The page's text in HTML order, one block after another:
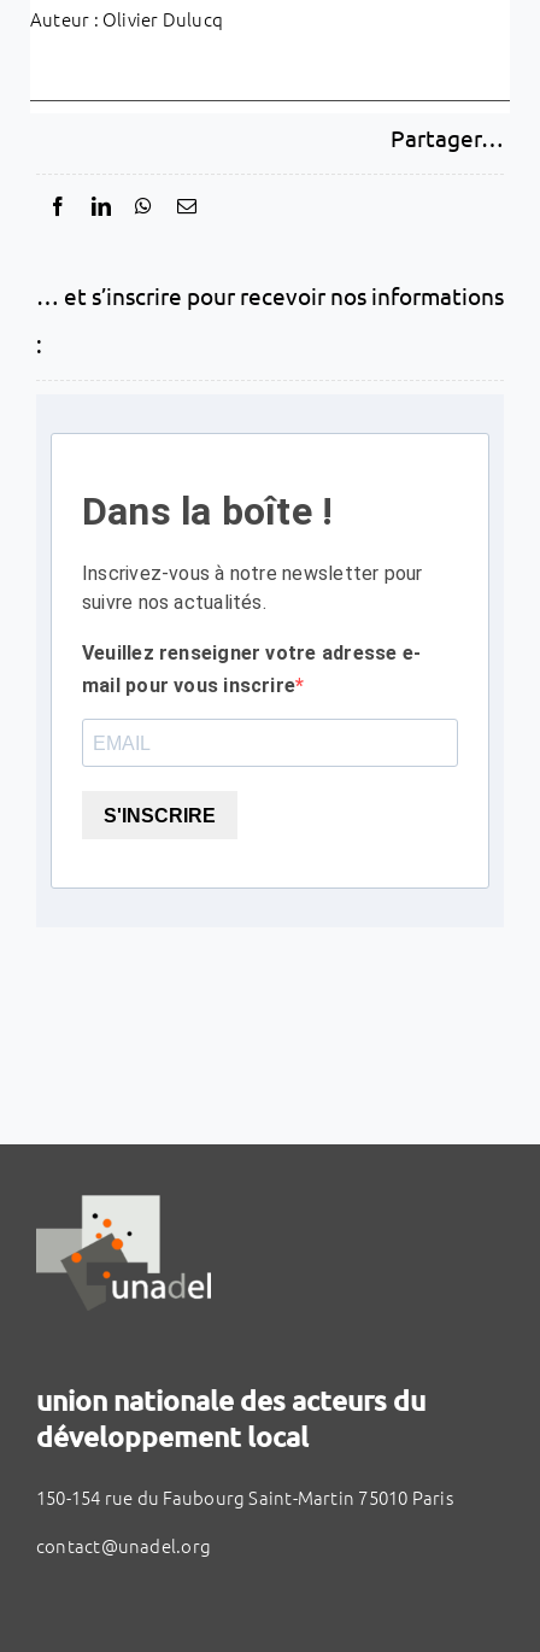
Auteur : Olivier Dulucq
Partager…
… et s’inscrire pour recevoir nos informations
:
Dans la boîte !
Inscrivez-vous à notre newsletter pour
suivre nos actualités.
Veuillez renseigner votre adresse e-
mail pour vous inscrire
S'INSCRIRE
union nationale des acteurs du
développement local
150-154 rue du Faubourg Saint-Martin 75010 Paris
contact@unadel.org